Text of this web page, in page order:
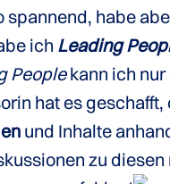
spannend, habe
ich Leading
Peoplekann ich nur
hat es
und Inhalte
zu diesen